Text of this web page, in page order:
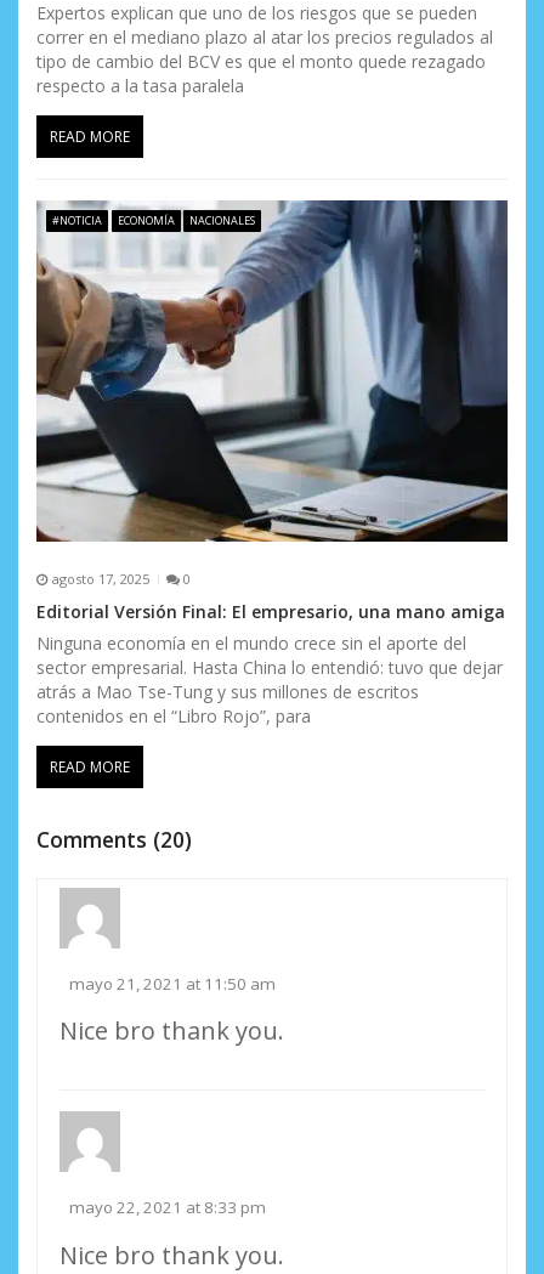
Expertos explican que uno de los riesgos que se pueden
correr en el mediano plazo al atar los precios regulados al
tipo de cambio del BCV es que el monto quede rezagado
respecto a la tasa paralela
READ MORE
#NOTICIA ECONOMÍA NACIONALES
agosto 17, 2025 0
Editorial Versión Final: El empresario, una mano amiga
Ninguna economía en el mundo crece sin el aporte del
sector empresarial. Hasta China lo entendió: tuvo que dejar
atrás a Mao Tse-Tung y sus millones de escritos
contenidos en el “Libro Rojo”, para
READ MORE
Comments (20)
mayo 21, 2021 at 11:50 am
Nice bro thank you.
mayo 22, 2021 at 8:33 pm
Nice bro thank you.